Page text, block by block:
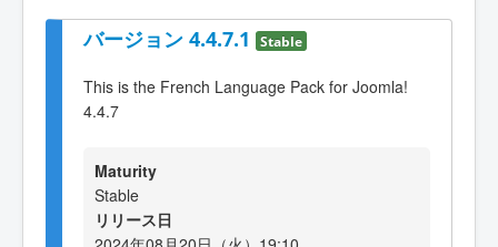
バージョン 4.4.7.1 Stable
This is the French Language Pack for Joomla!
4.4.7
Maturity
Stable
リリース日